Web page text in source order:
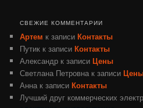
СВЕЖИЕ КОММЕНТАРИИ
Артем к записиКонтакты
Путик к записиКонтакты
Александр к записиЦены
Светлана Петровна к записи
Анна к записиКонтакты
Лучший друг коммерческих